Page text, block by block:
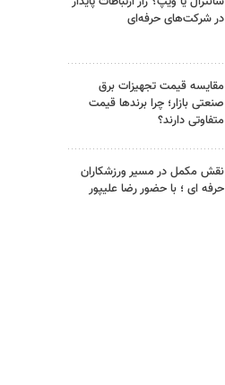
در شرکت‌های حرفه‌ای
مقایسه قیمت تجهیزات برق
صنعتی بازار؛ چرا برندها قیمت
متفاوتی دارند؟
نقش مکمل در مسیر ورزشکاران
حرفه ای ؛ با حضور رضا علیپور